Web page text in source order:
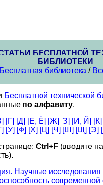
БЕСПЛАТНОЙ
БИБЛИОТЕКИ
Бесплатная библиотека /
Бесплатной технической
по алфавиту.
[Г] [Д] [Е, Ё] [Ж] [З] [И, Й] [К]
[У] [Ф] [Х] [Ц] [Ч] [Ш] [Щ] [Э]
Ctrl+F (вводите
Научные исследования